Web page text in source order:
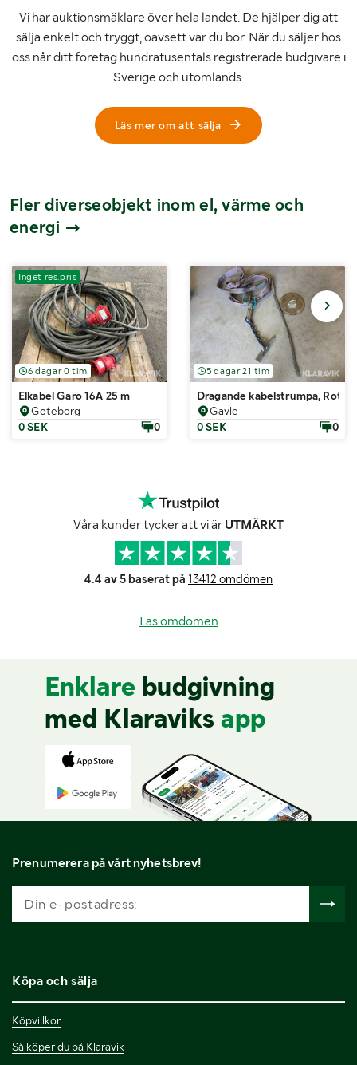
Vi har auktionsmäklare över hela landet. De hjälper dig att
sälja enkelt och tryggt, oavsett var du bor. När du säljer hos
oss når ditt företag hundratusentals registrerade budgivare i
Sverige och utomlands.
Läs mer om att sälja
Fler diverseobjekt inom el, värme och
energi
Inget res.pris
6 dagar 0 tim
Elkabel Garo 16A 25 m
Göteborg
0 SEK
0
5 dagar 21 tim
Dragande kabelstrumpa,
Gävle
0 SEK
0
Våra kunder tycker att vi är UTMÄRKT
4.4 av 5 baserat på 13412 omdömen
Läs omdömen
Enklare budgivning
med Klaraviks app
Prenumerera på vårt nyhetsbrev!
Köpa och sälja
Köpvillkor
Så köper du på Klaravik